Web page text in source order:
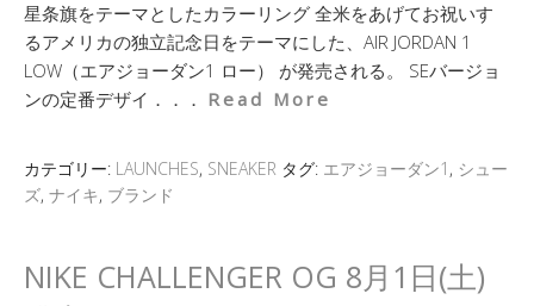
星条旗をテーマとしたカラーリング 全米をあげてお祝いす
るアメリカの独立記念日をテーマにした、AIR JORDAN 1
LOW（エアジョーダン1 ロー） が発売される。 SEバージョ
ンの定番デザイ．．． Read More
カテゴリー: LAUNCHES, SNEAKER タグ: エアジョーダン1 , シュー
ズ, ナイキ, ブランド
NIKE CHALLENGER OG 8月1日(土)